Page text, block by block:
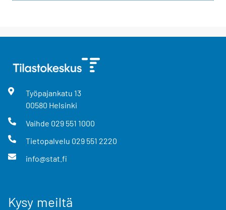
Työpajankatu 13
00580 Helsinki
Vaihde 029 551 1000
Tietopalvelu 029 551 2220
info@stat.fi
Kysy meiltä